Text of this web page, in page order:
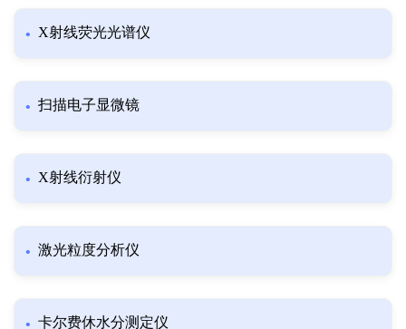
X射线荧光光谱仪
扫描电子显微镜
X射线衍射仪
激光粒度分析仪
卡尔费休水分测定仪